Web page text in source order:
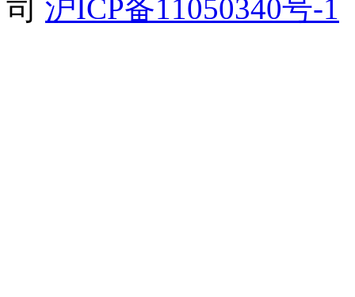
司 沪ICP备11050340号-1